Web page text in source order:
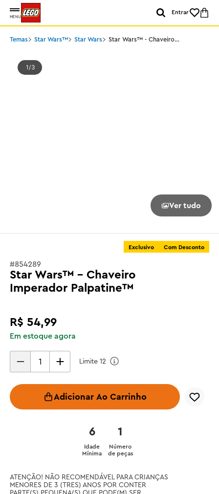
MENU
Entrar
Temas Star Wars™ Star Wars
Star Wars™ - Chaveiro
1 3
Ver tudo
Exclusivo Com Desconto
#854289
Star Wars™ - Chaveiro
Imperador Palpatine™
R$ 54,99
Em estoque agora
Limite 12
Adicionar Ao Carrinho
1
Número
de peças
6
Idade
Mínima
ATENÇÃO! NÃO RECOMENDÁVEL PARA CRIANÇAS
MENORES DE 3 (TRES) ANOS POR CONTER